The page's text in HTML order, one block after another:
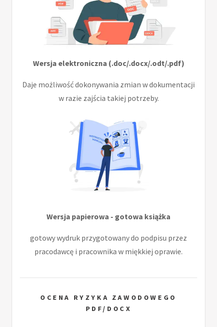
Wersja elektroniczna (.doc/.docx/.odt/.pdf)
Daje możliwość dokonywania zmian w dokumentacji
w razie zajścia takiej potrzeby.
Wersja papierowa - gotowa książka
gotowy wydruk przygotowany do podpisu przez
pracodawcę i pracownika w miękkiej oprawie.
OCENA RYZYKA ZAWODOWEGO
PDF/DOCX